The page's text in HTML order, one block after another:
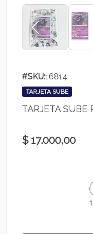
#SKU:16814
TARJETA SUBE
TARJETA SUBE
$ 17.000,00